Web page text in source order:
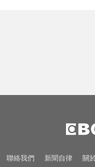
局代打當英
頻尿又腰痛
台玻夫人長
聯絡我們 新聞自律 關